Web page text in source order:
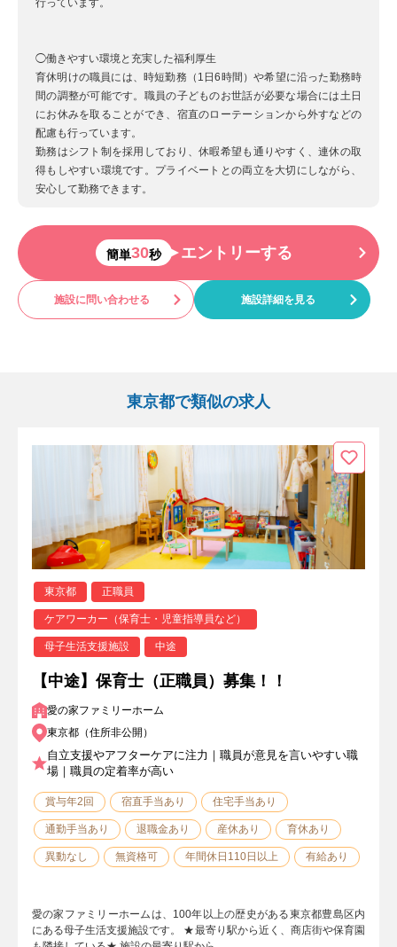
行っています。
◯働きやすい環境と充実した福利厚生
育休明けの職員には、時短勤務（1日6時間）や希望に沿った勤務時
間の調整が可能です。職員の子どものお世話が必要な場合には土日
にお休みを取ることができ、宿直のローテーションから外すなどの
配慮も行っています。
勤務はシフト制を採用しており、休暇希望も通りやすく、連休の取
得もしやすい環境です。プライベートとの両立を大切にしながら、
安心して勤務できます。
簡単30秒 エントリーする
施設に問い合わせる 施設詳細を見る
東京都で類似の求人
東京都 正職員
ケアワーカー（保育士・児童指導員など）
母子生活支援施設 中途
【中途】保育士（正職員）募集！！
愛の家ファミリーホーム
東京都（住所非公開）
自立支援やアフターケアに注力｜職員が意見を言いやすい職
場｜職員の定着率が高い
賞与年2回 宿直手当あり 住宅手当あり
通勤手当あり 退職金あり 産休あり 育休あり
異動なし 無資格可 年間休日110日以上 有給あり
愛の家ファミリーホームは、100年以上の歴史がある東京都豊島区内
にある母子生活支援施設です。 ★最寄り駅から近く、商店街や保育園